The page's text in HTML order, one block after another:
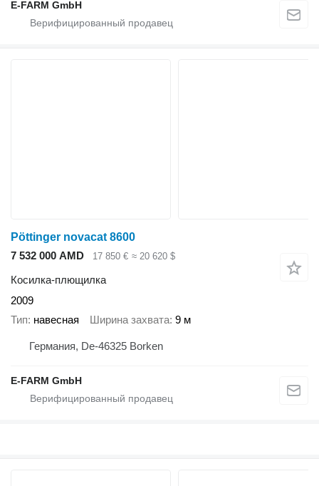
E-FARM GmbH
Pöttinger novacat 8600
7 532 000 AMD
17 850 € ≈ 20 620 $
Косилка-плющилка
2009
Тип навесная Ширина захвата 9 м
Германия, De-46325 Borken
E-FARM GmbH